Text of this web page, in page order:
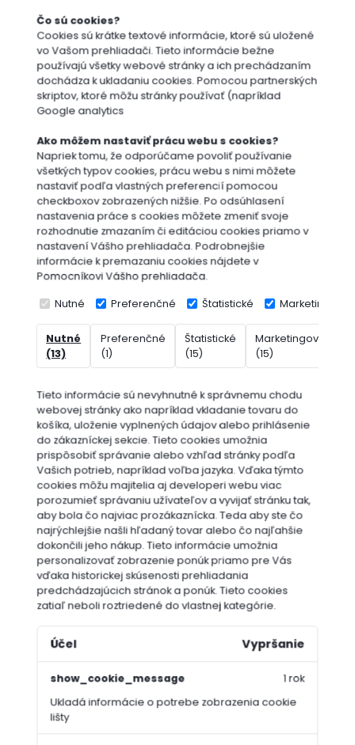
Čo sú cookies?
Cookies sú krátke textové informácie, ktoré sú uložené
vo Vašom prehliadači. Tieto informácie bežne
používajú všetky webové stránky a ich prechádzaním
dochádza k ukladaniu cookies. Pomocou partnerských
skriptov, ktoré môžu stránky používať (napríklad
Google analytics
Ako môžem nastaviť prácu webu s cookies?
Napriek tomu, že odporúčame povoliť používanie
všetkých typov cookies, prácu webu s nimi môžete
nastaviť podľa vlastných preferencií pomocou
checkboxov zobrazených nižšie. Po odsúhlasení
nastavenia práce s cookies môžete zmeniť svoje
rozhodnutie zmazaním či editáciou cookies priamo v
nastavení Vášho prehliadača. Podrobnejšie
informácie k premazaniu cookies nájdete v
Pomocníkovi Vášho prehliadača.
Nutné Preferenčné Štatistické Marketingové
Nutné
(13)
Preferenčné
(1)
Štatistické
(15)
Marketingové
(15)
Tieto informácie sú nevyhnutné k správnemu chodu
webovej stránky ako napríklad vkladanie tovaru do
košíka, uloženie vyplnených údajov alebo prihlásenie
do zákazníckej sekcie. Tieto cookies umožnia
prispôsobiť správanie alebo vzhľad stránky podľa
Vašich potrieb, napríklad voľba jazyka. Vďaka týmto
cookies môžu majitelia aj developeri webu viac
porozumieť správaniu užívateľov a vyvijať stránku tak,
aby bola čo najviac prozákaznícka. Teda aby ste čo
najrýchlejšie našli hľadaný tovar alebo čo najľahšie
dokončili jeho nákup. Tieto informácie umožnia
personalizovať zobrazenie ponúk priamo pre Vás
vďaka historickej skúsenosti prehliadania
predchádzajúcich stránok a ponúk. Tieto cookies
zatiaľ neboli roztriedené do vlastnej kategórie.
Účel Vypršanie
show_cookie_message
Ukladá informácie o potrebe zobrazenia cookie
lišty
1 rok